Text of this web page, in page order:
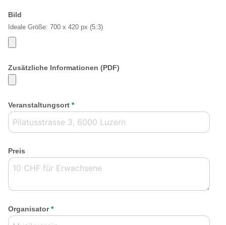
Bild
Ideale Größe: 700 x 420 px (5:3)
Zusätzliche Informationen (PDF)
Veranstaltungsort *
Preis
Organisator *